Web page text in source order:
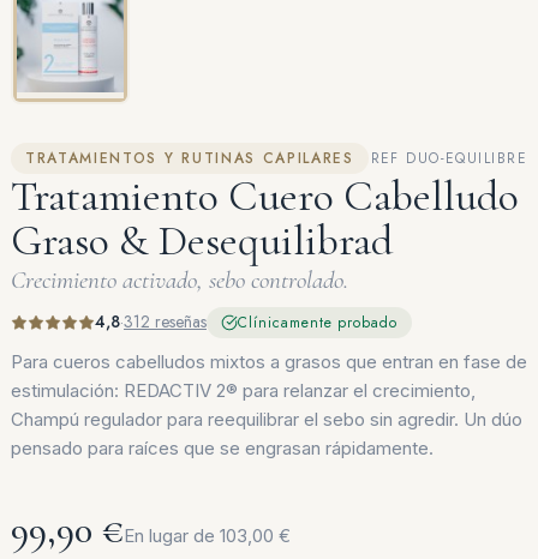
TRATAMIENTOS Y RUTINAS CAPILARES REF DUO-EQUILIBRE
Tratamiento Cuero Cabelludo
Graso & Desequilibrad
Crecimiento activado, sebo controlado.
4,8·312 reseñas Clínicamente probado
Para cueros cabelludos mixtos a grasos que entran en fase de
estimulación: REDACTIV 2® para relanzar el crecimiento,
Champú regulador para reequilibrar el sebo sin agredir. Un dúo
pensado para raíces que se engrasan rápidamente.
99,90 €En lugar de 103,00 €